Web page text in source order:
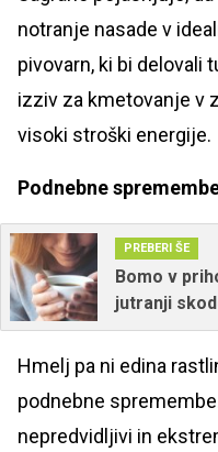
notranje nasade v
pivovarn, ki bi delovali
izziv za kmetovanje v
visoki stroški energije.
Podnebne
PREBERI ŠE
Bomo v
jutranji
Hmelj pa ni edina
podnebne
nepredvidljivi in